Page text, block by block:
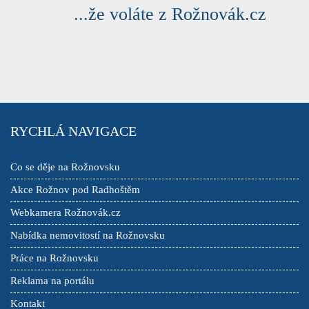
...že voláte z Rožnovák.cz
RYCHLÁ NAVIGACE
Co se děje na Rožnovsku
Akce Rožnov pod Radhoštěm
Webkamera Rožnovák.cz
Nabídka nemovitostí na Rožnovsku
Práce na Rožnovsku
Reklama na portálu
Kontakt